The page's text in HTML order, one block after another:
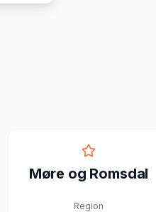
Møre og Romsdal
Region